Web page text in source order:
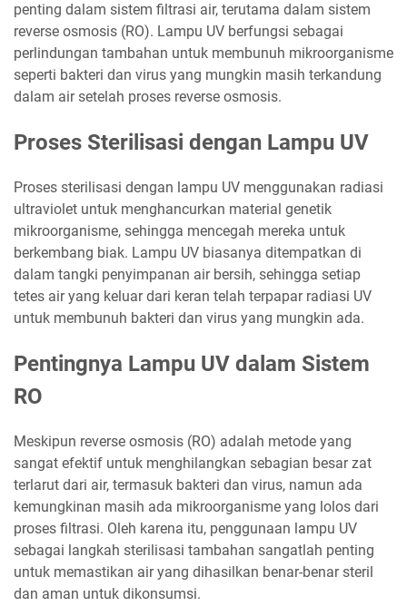
penting dalam sistem filtrasi air, terutama dalam sistem
reverse osmosis (RO). Lampu UV berfungsi sebagai
perlindungan tambahan untuk membunuh mikroorganisme
seperti bakteri dan virus yang mungkin masih terkandung
dalam air setelah proses reverse osmosis.
Proses Sterilisasi dengan Lampu UV
Proses sterilisasi dengan lampu UV menggunakan radiasi
ultraviolet untuk menghancurkan material genetik
mikroorganisme, sehingga mencegah mereka untuk
berkembang biak. Lampu UV biasanya ditempatkan di
dalam tangki penyimpanan air bersih, sehingga setiap
tetes air yang keluar dari keran telah terpapar radiasi UV
untuk membunuh bakteri dan virus yang mungkin ada.
Pentingnya Lampu UV dalam Sistem
RO
Meskipun reverse osmosis (RO) adalah metode yang
sangat efektif untuk menghilangkan sebagian besar zat
terlarut dari air, termasuk bakteri dan virus, namun ada
kemungkinan masih ada mikroorganisme yang lolos dari
proses filtrasi. Oleh karena itu, penggunaan lampu UV
sebagai langkah sterilisasi tambahan sangatlah penting
untuk memastikan air yang dihasilkan benar-benar steril
dan aman untuk dikonsumsi.